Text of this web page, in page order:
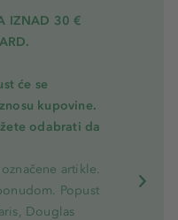
IZNAD 30 €
će se
kupovine.
odabrati da
artikle.
Popust
Douglas